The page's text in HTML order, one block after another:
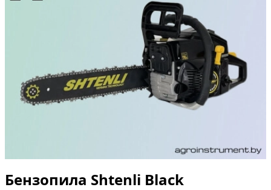
Бензопила Shtenli Black